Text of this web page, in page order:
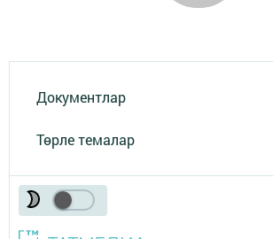
Документлар
Төрле темалар